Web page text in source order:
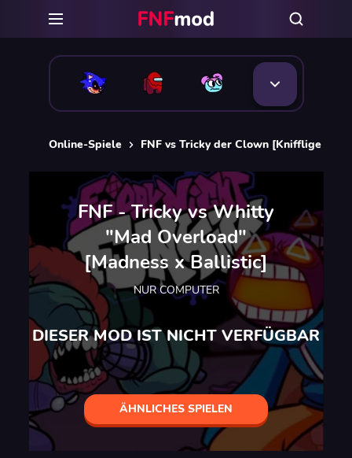
Online-Spiele FNF vs Tricky der Clown [Knifflige
FNF - Tricky vs Whitty
"Mad Overload"
[Madness x Ballistic]
NUR COMPUTER
DIESER MOD IST NICHT VERFÜGBAR
ÄHNLICHES SPIELEN